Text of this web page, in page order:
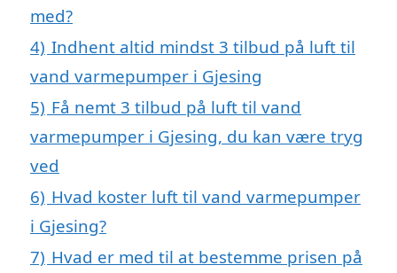
med?
4) Indhent altid mindst 3 tilbud på luft til
vand varmepumper i Gjesing
5) Få nemt 3 tilbud på luft til vand
varmepumper i Gjesing, du kan være tryg
ved
6) Hvad koster luft til vand varmepumper
i Gjesing?
7) Hvad er med til at bestemme prisen på